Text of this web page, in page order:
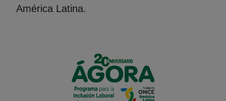
América Latina.